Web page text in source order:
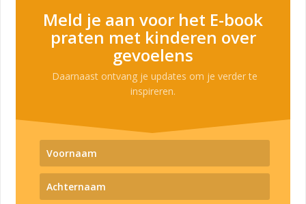
Meld je aan voor het E-book
praten met kinderen over
gevoelens
Daarnaast ontvang je updates om je verder te
inspireren.